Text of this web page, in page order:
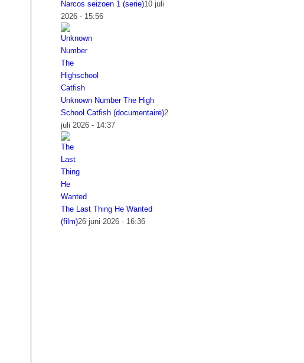
Narcos seizoen 1 (serie)10 juli
2026 - 15:56
Unknown Number The High
School Catfish (documentaire)2
juli 2026 - 14:37
The Last Thing He Wanted
(film)26 juni 2026 - 16:36